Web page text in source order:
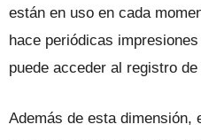
están en uso en cada
hace periódicas
puede acceder al registro
Además de esta dimensión,